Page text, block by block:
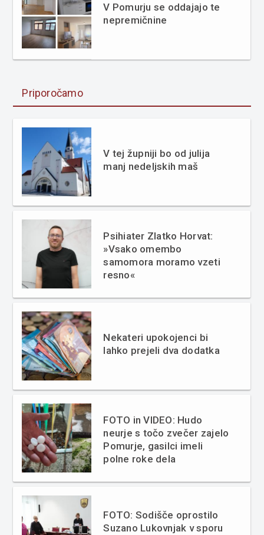
V Pomurju se oddajajo te
nepremičnine
Priporočamo
V tej župniji bo od julija
manj nedeljskih maš
Psihiater Zlatko Horvat:
»Vsako omembo
samomora moramo vzeti
resno«
Nekateri upokojenci bi
lahko prejeli dva dodatka
FOTO in VIDEO: Hudo
neurje s točo zvečer zajelo
Pomurje, gasilci imeli
polne roke dela
FOTO: Sodišče oprostilo
Suzano Lukovnjak v sporu